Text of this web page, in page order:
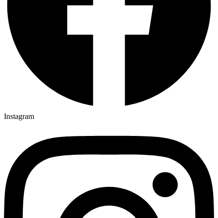
Instagram